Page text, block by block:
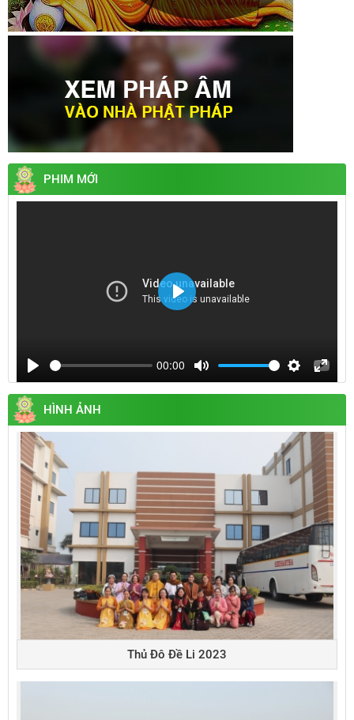
PHIM MỚI
Play
00:00
Mute
SettingsEnter
Play
HÌNH ẢNH
Thủ Đô Đề Li 2023